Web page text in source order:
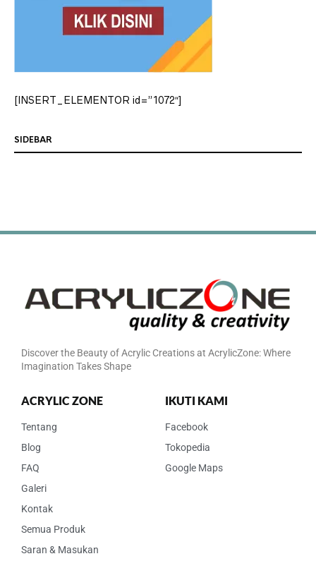
[INSERT_ELEMENTOR id=”1072″]
SIDEBAR
Discover the Beauty of Acrylic Creations at AcrylicZone: Where
Imagination Takes Shape
ACRYLIC ZONE
Tentang
Blog
FAQ
Galeri
Kontak
Semua Produk
Saran & Masukan
IKUTI KAMI
Facebook
Tokopedia
Google Maps